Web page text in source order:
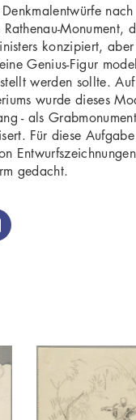
Monument,
konzipiert,
Genius-Figur
werden sollte.
wurde dieses
- als
Für diese
gedacht.